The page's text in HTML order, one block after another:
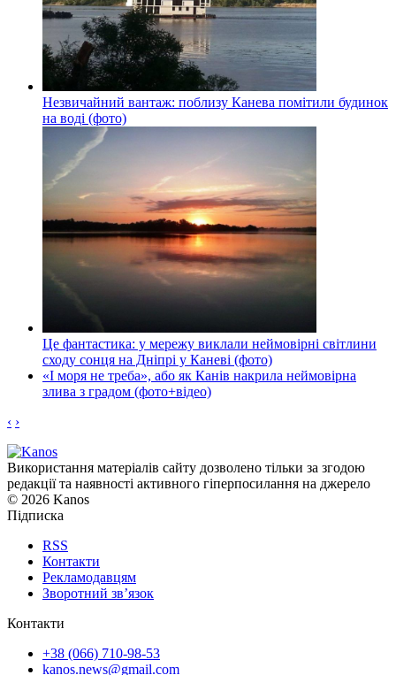
Незвичайний вантаж: поблизу Канева помітили будинок
на воді (фото)
Це фантастика: у мережу виклали неймовірні світлини
сходу сонця на Дніпрі у Каневі (фото)
«І моря не треба», або як Канів накрила неймовірна
злива з градом (фото+відео)
‹ ›
Використання матеріалів сайту дозволено тільки за згодою
редакції та наявності активного гіперпосилання на джерело
© 2026 Kanos
Підписка
RSS
Контакти
Рекламодавцям
Зворотний зв’язок
Контакти
+38 (066) 710-98-53
kanos.news@gmail.com